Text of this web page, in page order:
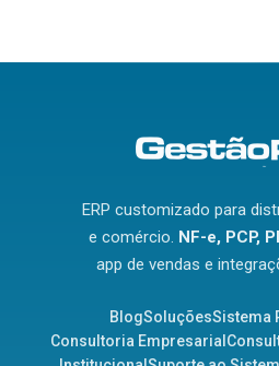
ERP customizado para
e comércio. NF-e, PCP,
app de vendas e
BlogSoluçõesSistema
Consultoria Empresarial